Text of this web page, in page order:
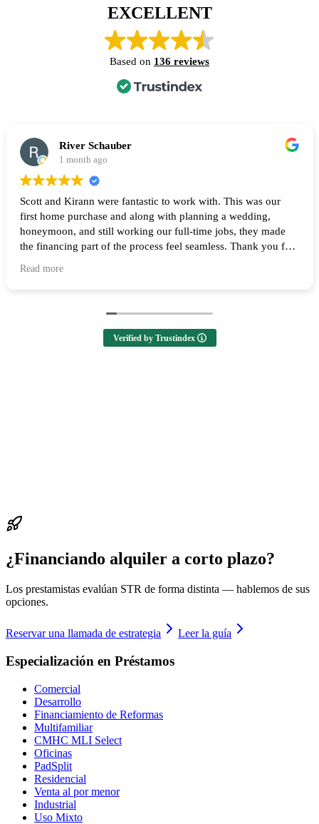
EXCELLENT
Based on 136 reviews
River Schauber
1 month ago
Scott and Kirann were fantastic to work with. This was our
first home purchase and along with planning a wedding,
honeymoon, and still working our full-time jobs, they made
the financing part of the process feel seamless. Thank you for
Read more
Verified by Trustindex
¿Financiando alquiler a corto plazo?
Los prestamistas evalúan STR de forma distinta — hablemos de sus
opciones.
Reservar una llamada de estrategia Leer la guía
Especialización en Préstamos
Comercial
Desarrollo
Financiamiento de Reformas
Multifamiliar
CMHC MLI Select
Oficinas
PadSplit
Residencial
Venta al por menor
Industrial
Uso Mixto